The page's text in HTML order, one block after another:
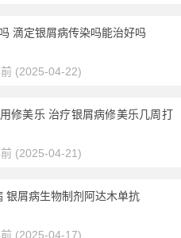
滴定银屑病传染吗能治好吗
(2025-04-22)
修美乐 治疗银屑病修美乐几周打
(2025-04-21)
银屑病生物制剂阿达木单抗
(2025-04-17)